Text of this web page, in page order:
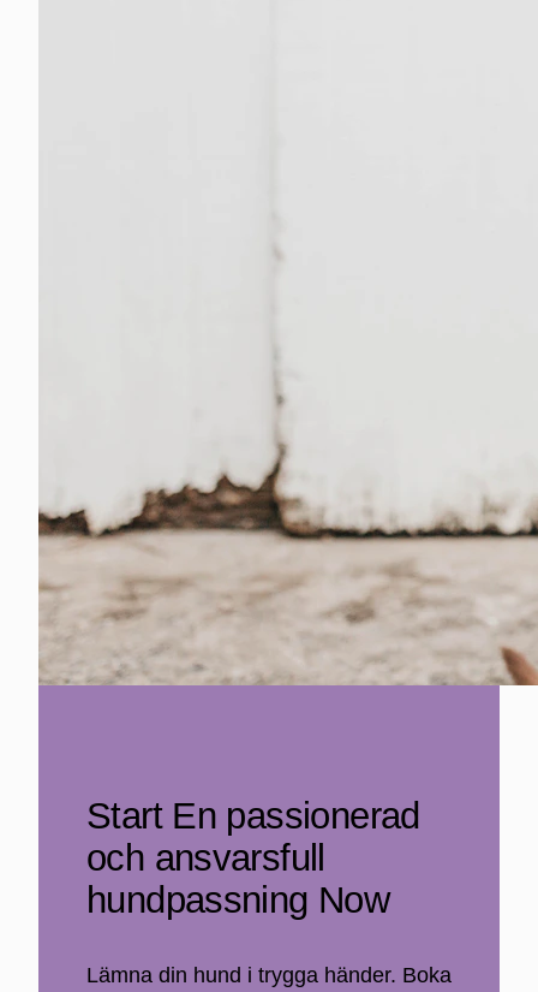
Start En passionerad
och ansvarsfull
hundpassning Now
Lämna din hund i trygga händer. Boka